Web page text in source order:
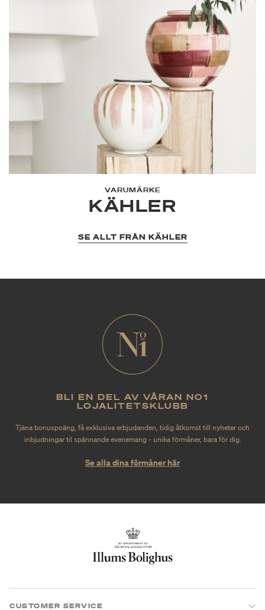
VARUMÄRKE
KÄHLER
SE ALLT FRÅN KÄHLER
BLI EN DEL AV VÅRAN NO1
LOJALITETSKLUBB
Tjäna bonuspoäng, få exklusiva erbjudanden, tidig åtkomst till nyheter och
inbjudningar til spännande evenemang - unika förmåner, bara för dig.
Se alla dina förmåner här
CUSTOMER SERVICE